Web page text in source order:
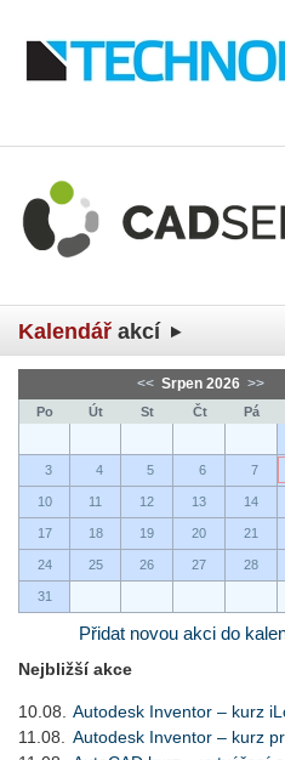
Kalendář akcí
<< Srpen 2026 >>
Po Út St Čt Pá
3 4 5 6 7
10 11 12 13 14
17 18 19 20 21
24 25 26 27 28
31
Přidat novou akci do
Nejbližší akce
10.08.
Autodesk Inventor – kurz
11.08.
Autodesk Inventor – kurz